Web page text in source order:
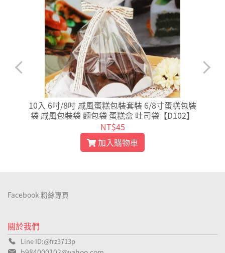
10入 6吋/8吋 戚風蛋糕包裝套裝 6/8寸蛋糕包裝
袋 戚風包裝袋 麵包袋 蛋糕盒 吐司袋【D102】
NT$45
加入購物車
關於我們
Line ID:@frz3713p
Facebook 粉絲專頁